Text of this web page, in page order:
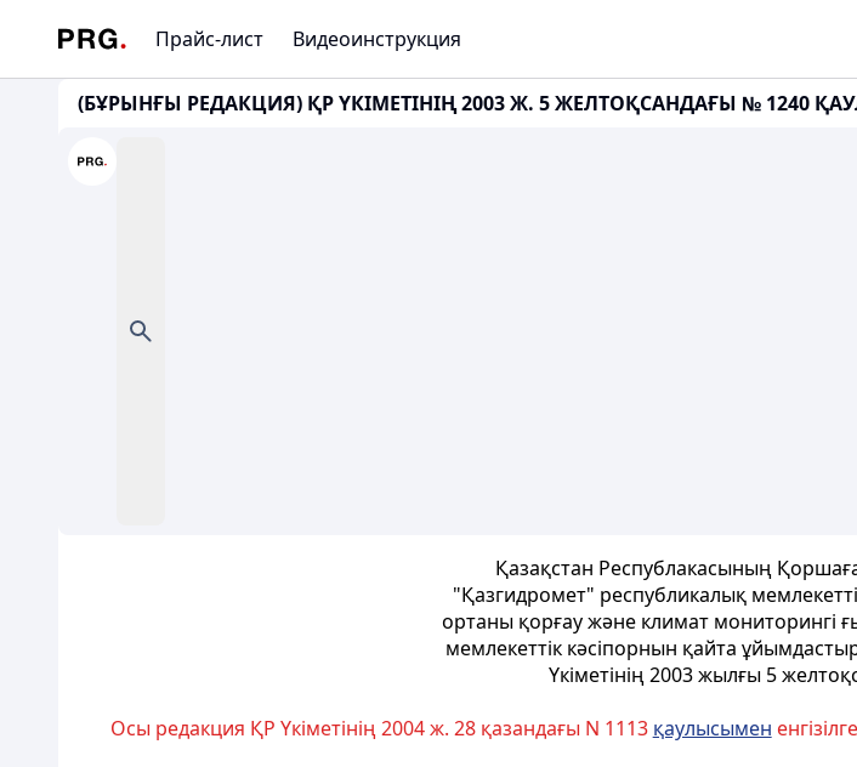
Прайс-лист Видеоинструкция
(БҰРЫНҒЫ РЕДАКЦИЯ) ҚР ҮКІМЕТІНІҢ 2003 Ж. 5 ЖЕЛТОҚСАНДАҒЫ № 1240
Қазақстан Республакасының
"Қазгидромет" республикалық
ортаны қорғау және климат мониторингi
мемлекеттiк кәсiпорнын қайта
Үкіметінің 2003 жылғы 5
Осы редакция ҚР Үкіметінің 2004 ж. 28 қазандағы N 1113 қаулысымен